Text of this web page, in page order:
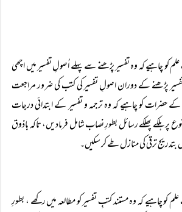
کو چاہیے کہ وہ تفسیر پڑھنے سے پہلے اُصولِ تفسیر میں اچھی
پڑھنے کے دوران اصولِ تفسیر کی کتب کی ضرور مراجعت
کے حضرات کو چاہیے کہ وہ ترجمہ و تفسیر کے ابتدائی درجات
ہلکے پھلکے رسائل بطورِ نصاب شامل فرمادیں، تاکہ باذوق
بتدریج ترقی کی منازل طے کر سکیں۔
چاہیے کہ وہ مستند کتبِ تفسیر کو مطالعہ میں رکھے ، بطورِ